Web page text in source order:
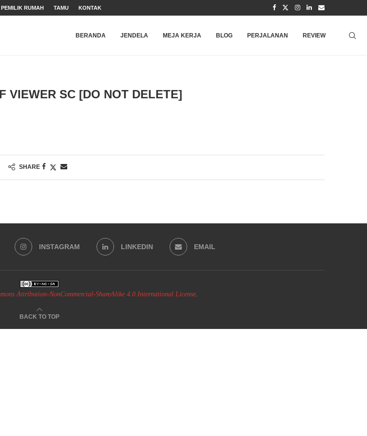
RUMAH TAMU KONTAK
BERANDA JENDELA MEJA KERJA BLOG PERJALANAN REVIEW
VIEWER SC [DO NOT DELETE]
SHARE
INSTAGRAM LINKEDIN EMAIL
Attribution-NonCommercial-ShareAlike 4.0 International License.
BACK TO TOP